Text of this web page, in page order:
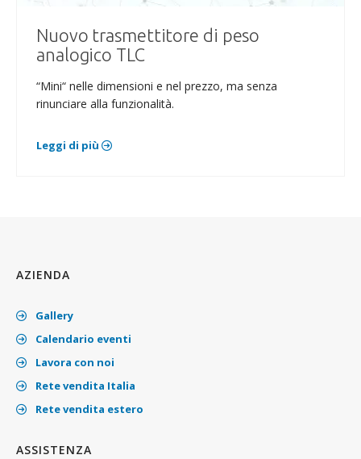
Nuovo trasmettitore di peso
analogico TLC
“Mini“ nelle dimensioni e nel prezzo, ma senza
rinunciare alla funzionalità.
Leggi di più
AZIENDA
Gallery
Calendario eventi
Lavora con noi
Rete vendita Italia
Rete vendita estero
ASSISTENZA